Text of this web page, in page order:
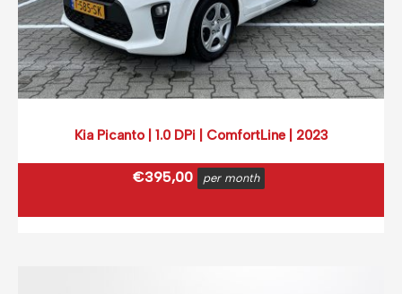
Kia Picanto | 1.0 DPi | ComfortLine | 2023
€395,00 per month